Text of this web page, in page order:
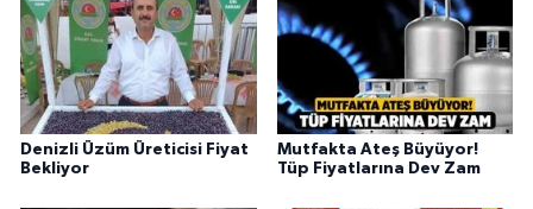
Denizli Üzüm Üreticisi Fiyat
Bekliyor
Mutfakta Ateş Büyüyor!
Tüp Fiyatlarına Dev Zam